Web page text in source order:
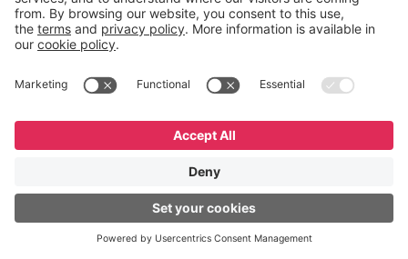
Memphis
Eduardo Ribeiro
CEO
uma solução 360°, que permite
logística reversa. Podemos
verificar, analisar, recondicionar e
reintegrar equipamentos à cadeia,